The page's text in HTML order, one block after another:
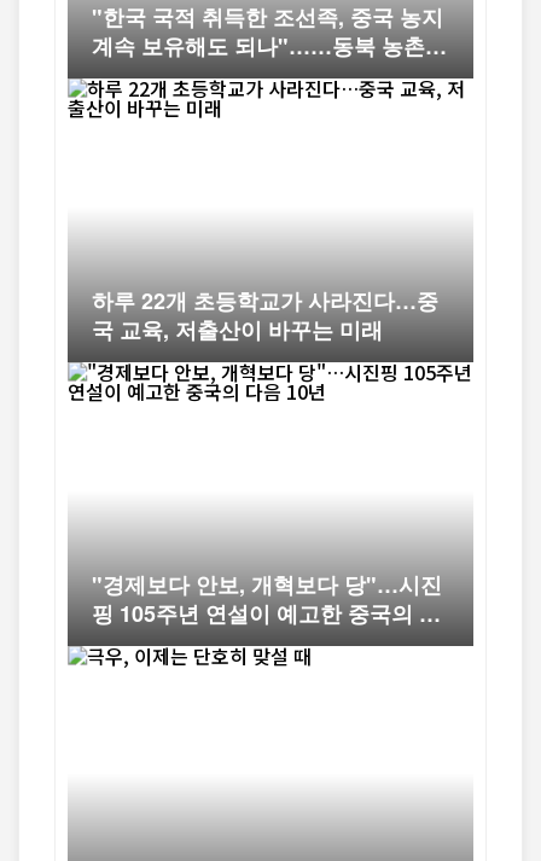
"한국 국적 취득한 조선족, 중국 농지
계속 보유해도 되나"……동북 농촌의
오래된 논쟁
하루 22개 초등학교가 사라진다…중
국 교육, 저출산이 바꾸는 미래
"경제보다 안보, 개혁보다 당"…시진
핑 105주년 연설이 예고한 중국의 다
음 10년